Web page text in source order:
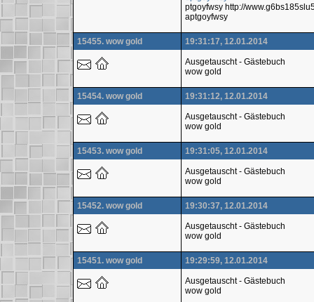
ptgoyfwsy http://
aptgoyfwsy
15455. wow gold 19:31:17, 12.01.2014
Ausgetauscht - Gästebuch
wow gold
15454. wow gold 19:31:12, 12.01.2014
Ausgetauscht - Gästebuch
wow gold
15453. wow gold 19:31:05, 12.01.2014
Ausgetauscht - Gästebuch
wow gold
15452. wow gold 19:30:37, 12.01.2014
Ausgetauscht - Gästebuch
wow gold
15451. wow gold 19:29:59, 12.01.2014
Ausgetauscht - Gästebuch
wow gold